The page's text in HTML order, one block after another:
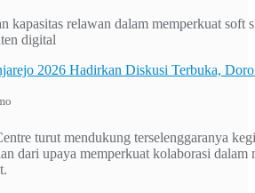
kapasitas relawan dalam memperkuat soft
digital
2026 Hadirkan Diskusi Terbuka,
turut mendukung terselenggaranya
dari upaya memperkuat kolaborasi